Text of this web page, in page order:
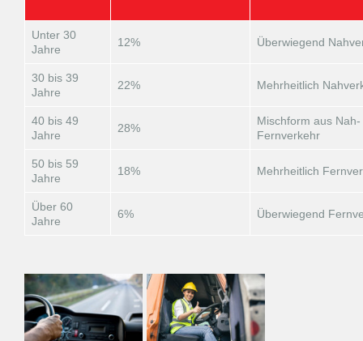
Unter 30
Jahre
12% Überwiegend
30 bis 39
Jahre
22% Mehrheitlich
40 bis 49
Jahre
28%
Mischform aus
Fernverkehr
50 bis 59
Jahre
18% Mehrheitlich
Über 60
Jahre
6% Überwiegend